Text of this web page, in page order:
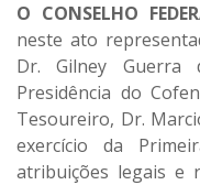
O CONSELHO
neste ato
Dr. Gilney Guerra
Presidência do
Tesoureiro, Dr.
exercício da
atribuições legais e